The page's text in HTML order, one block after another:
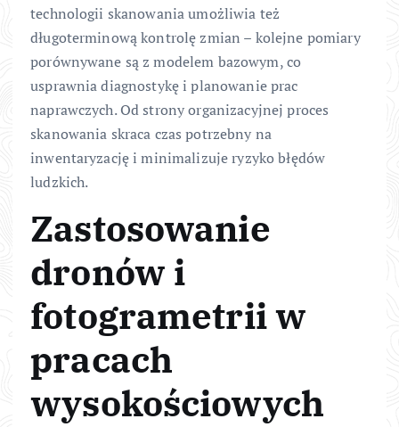
technologii skanowania umożliwia też
długoterminową kontrolę zmian – kolejne pomiary
porównywane są z modelem bazowym, co
usprawnia diagnostykę i planowanie prac
naprawczych. Od strony organizacyjnej proces
skanowania skraca czas potrzebny na
inwentaryzację i minimalizuje ryzyko błędów
ludzkich.
Zastosowanie
dronów i
fotogrametrii w
pracach
wysokościowych